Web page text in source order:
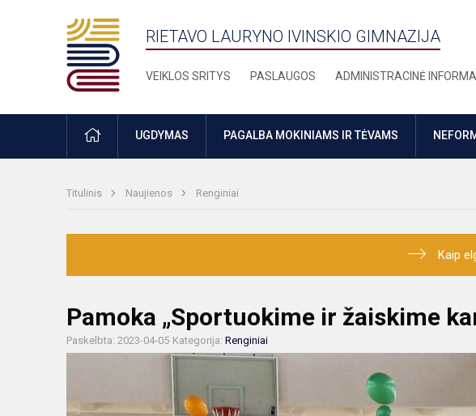
RIETAVO LAURYNO IVINSKIO GIMNAZIJA
VEIKLOS SRITYS PASLAUGOS ADMINISTRACINĖ
PRADŽIAUGDYMAS PAGALBA MOKINIAMS IR TĖVAMS
Titulinis Naujienos Renginiai
Kaip
Pamoka „Sportuokime ir žaiskime
Paskelbta: 2023-04-05 Kategorija: Renginiai